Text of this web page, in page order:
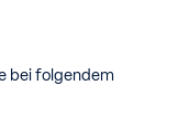
bei folgendem